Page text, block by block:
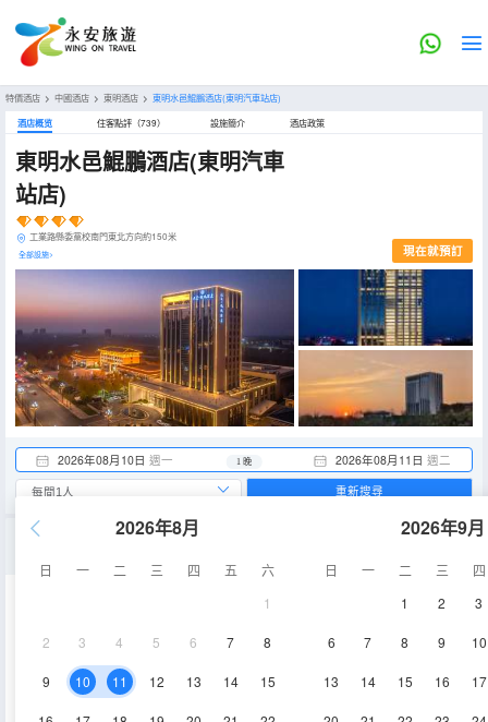
特價酒店 > 中國酒店 > 東明酒店 > 東明水邑鯤鵬酒店(東明汽車站店)
酒店概览 住客點評（739） 設施簡介 酒店政策
東明水邑鯤鵬酒店(東明汽車
站店)
工業路縣委黨校南門東北方向約150米
全部設施> 現在就預訂
2026年08月10日 週一 2026年08月11日 週二
1 晚
2026年8月
日 一 二 三 四 五
六
1
2 3 4 5 6 7 8
9 10 11 12 13 14 15
2026年9月
日 一 二 三
四
1
2 3
6 7 8 9 10
13 14 15 16 17
重新搜尋
空調